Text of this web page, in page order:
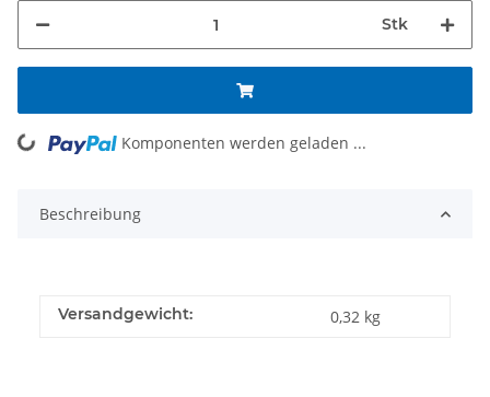
Stk
Loading... Komponenten werden geladen ...
Beschreibung
Versandgewicht: 0,32 kg